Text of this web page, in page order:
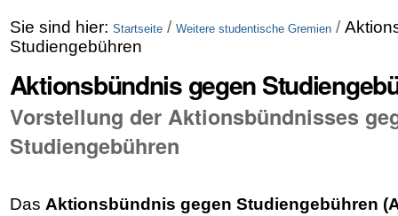
Sie sind hier: Startseite / Weitere studentische Gremien /
Studiengebühren
Aktionsbündnis gegen
Vorstellung der Aktionsbündnisses
Studiengebühren
Das Aktionsbündnis gegen Studiengebühren